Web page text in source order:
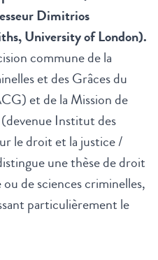
Dimitrios
University of London).
commune de la
et des Grâces du
et de la Mission de
Institut des
le droit et la justice /
une thèse de droit
de sciences criminelles,
particulièrement le